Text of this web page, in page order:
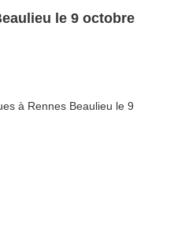
le 9 octobre